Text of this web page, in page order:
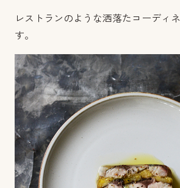
レストランのような洒落たコーディ
す。